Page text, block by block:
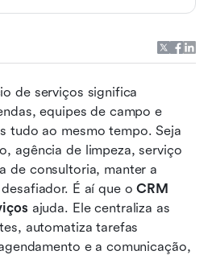
de serviços significa
equipes de campo e
tudo ao mesmo tempo. Seja
agência de limpeza, serviço
de consultoria, manter a
É aí que o CRM
ajuda. Ele centraliza as
automatiza tarefas
e a comunicação,
empresas de serviços?
que todos devem
de CRM para empresas de
certo para o seu
do CRM que toda empresa